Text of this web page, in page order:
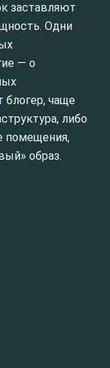
заставляют
Одни
— о
блогер, чаще
либо
помещения,
образ.